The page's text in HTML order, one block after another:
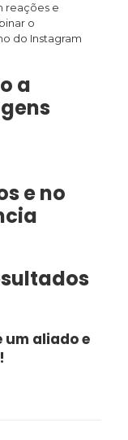
reações e
o
do Instagram
a
e no
um aliado e